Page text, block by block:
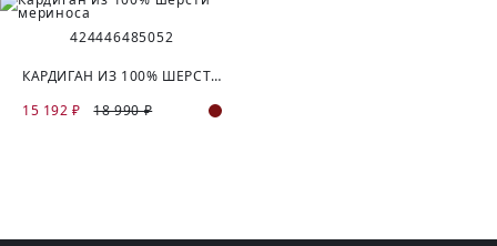
424446485052
КАРДИГАН ИЗ 100% ШЕРСТИ МЕРИНОСА
15 192 ₽
18 990 ₽